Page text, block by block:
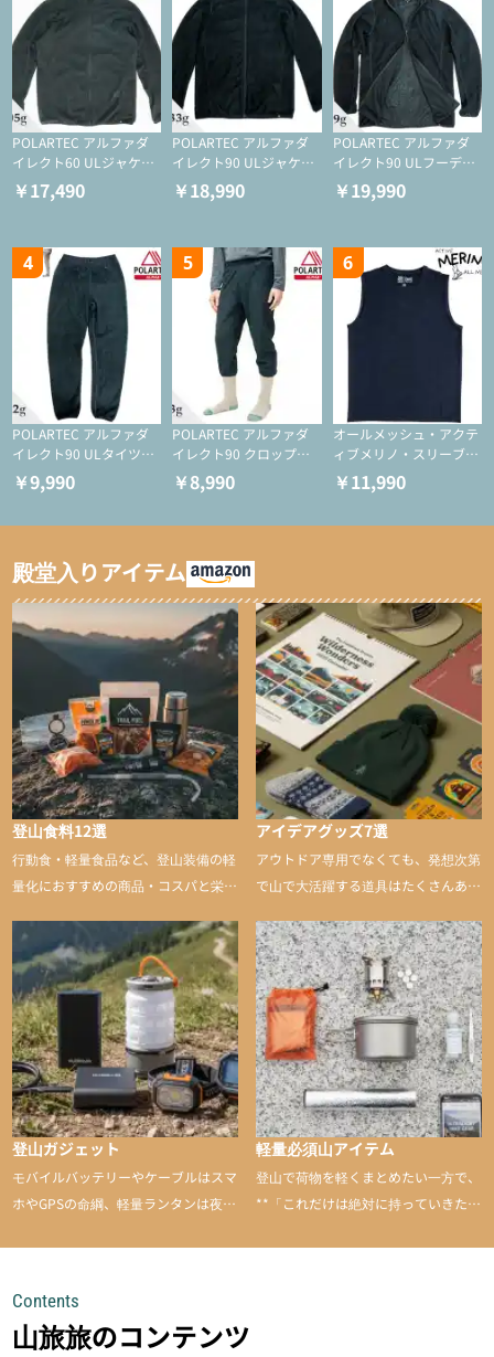
POLARTEC アルファダ
イレクト60 ULジャケッ
ト（登山/ミドルレイヤ
ー/化繊ジャケット）
￥17,490
POLARTEC アルファダ
イレクト90 ULジャケッ
ト（アクティブインサレ
ーション/ミドルレイヤ
￥18,990
POLARTEC アルファダ
イレクト90 ULフーディ
（アクティブインサレー
ション/ミドルレイヤー/
￥19,990
4
POLARTEC アルファダ
イレクト90 ULタイツ
（アクティブインサレー
ション/テント泊用パジ
￥9,990
5
POLARTEC アルファダ
イレクト90 クロップド
ULタイツ（アクティブ
インサレーション/テン
￥8,990
6
オールメッシュ・アクテ
ィブメリノ・スリーブレ
ス
￥11,990
殿堂入りアイテム
登山食料12選
行動食・軽量食品など、登山装備の軽
量化におすすめの商品・コスパと栄養
アイデアグッズ7選
アウトドア専用でなくても、発想次第
で山で大活躍する道具はたくさんあり
山に持ち込むと快適性や安心感をグッ
と引き上げてくれる――そんな意外性
のあるアイテムを紹介
登山ガジェット
モバイルバッテリーやケーブルはスマ
ホやGPSの命綱、軽量ランタンは夜間
して安全にしてくれます
軽量必須山アイテム
登山で荷物を軽くまとめたい一方で、
**「これだけは絶対に持っていきた
Contents
山旅旅のコンテンツ